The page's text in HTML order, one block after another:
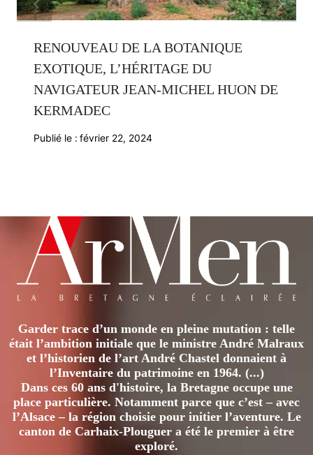
RENOUVEAU DE LA BOTANIQUE
EXOTIQUE, L’HÉRITAGE DU
NAVIGATEUR JEAN-MICHEL HUON DE
KERMADEC
Publié le : février 22, 2024
Garder trace d’un monde en pleine mutation : telle
était l’ambition initiale que le ministre André Malraux
et l’historien de l’art André Chastel donnaient à
l’Inventaire du patrimoine en 1964. (...)
Dans ces 60 ans d'histoire, la Bretagne occupe une
place particulière. Notamment parce que c’est – avec
l’Alsace – la région choisie pour initier l’aventure. Le
canton de Carhaix-Plouguer a été le premier à être
exploré.